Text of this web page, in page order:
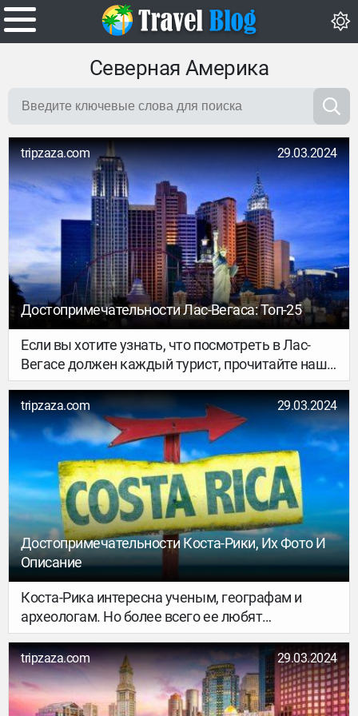
Северная Америка
tripzaza.com 29.03.2024
Достопримечательности Лас-Вегаса: Топ-25
Если вы хотите узнать, что посмотреть в Лас-
Вегасе должен каждый турист, прочитайте наш
обзор. Мы составили свой рейтинг «главные
достопримечательности в Лас-Вегасе»,
учитывая отзывы опытных путешественников и
профессиональных гидов.
tripzaza.com 29.03.2024
Достопримечательности Коста-Рики, Их Фото И
Описание
Коста-Рика интересна ученым, географам и
археологам. Но более всего ее любят
путешественники. Это маленькая страна в
Латинской Америке с разнообразным
природным ландшафтом и благоприятным
климатом. Туристам интересны все
достопримечательности Коста-Рики, среди
tripzaza.com 29.03.2024